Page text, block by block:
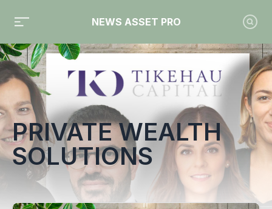
NEWS ASSET PRO
Toute l'actualité sur le tag "Private Wealth Solutions"
PRIVATE WEALTH
SOLUTIONS